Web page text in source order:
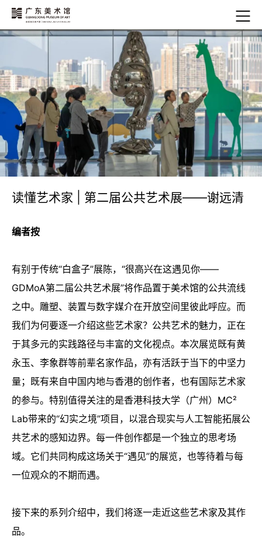
读懂艺术家 | 第二届公共艺术展——谢远清
编者按
有别于传统“白盒子”展陈，“很高兴在这遇见你——
GDMoA第二届公共艺术展”将作品置于美术馆的公共流线
之中。雕塑、装置与数字媒介在开放空间里彼此呼应。而
我们为何要逐一介绍这些艺术家？公共艺术的魅力，正在
于其多元的实践路径与丰富的文化视点。本次展览既有黄
永玉、李象群等前辈名家作品，亦有活跃于当下的中坚力
量；既有来自中国内地与香港的创作者，也有国际艺术家
的参与。特别值得关注的是香港科技大学（广州）MC²
Lab带来的“幻实之境”项目，以混合现实与人工智能拓展公
共艺术的感知边界。每一件创作都是一个独立的思考场
域。它们共同构成这场关于“遇见”的展览，也等待着与每
一位观众的不期而遇。
接下来的系列介绍中，我们将逐一走近这些艺术家及其作
品。